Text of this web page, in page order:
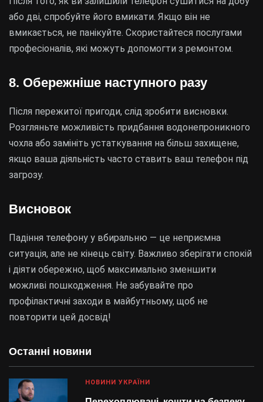
Останні новини
НОВИНИ УКРАЇНИ
або дві, спробуйте його вмикати. Якщо він не
вмикається, не панікуйте. Скористайтеся послугами
професіоналів, які можуть допомогти з ремонтом.
8. Обережніше наступного разу
Після пережитої пригоди, слід зробити висновки.
Розгляньте можливість придбання водонепроникного
чохла або замініть устаткування на більш захищене,
якщо ваша діяльність часто ставить ваш телефон під
загрозу.
Висновок
Падіння телефону у вбиральню — це неприємна
ситуація, але не кінець світу. Важливо зберігати спокій
і діяти обережно, щоб максимально зменшити
можливі пошкодження. Не забувайте про
профілактичні заходи в майбутньому, щоб не
повторити цей досвід!